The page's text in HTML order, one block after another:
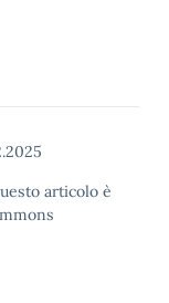
articolo è